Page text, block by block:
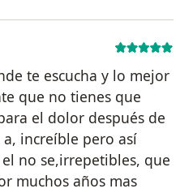
te escucha y lo mejor
que no tienes que
el dolor después de
increíble pero así
no se,irrepetibles, que
muchos años mas